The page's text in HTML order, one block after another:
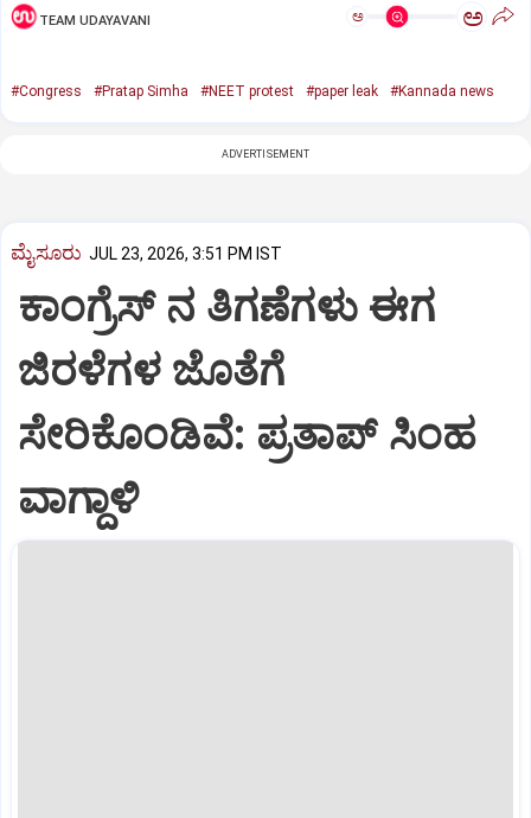
TEAM UDAYAVANI ಅ ಅ
#Congress #Pratap Simha #NEET protest #paper leak #Kannada news
ADVERTISEMENT
ಮೈಸೂರು JUL 23, 2026, 3:51 PM IST
ಕಾಂಗ್ರೆಸ್ ನ ತಿಗಣೆಗಳು ಈಗ
ಜಿರಳೆಗಳ ಜೊತೆಗೆ
ಸೇರಿಕೊಂಡಿವೆ: ಪ್ರತಾಪ್ ಸಿಂಹ
ವಾಗ್ದಾಳಿ